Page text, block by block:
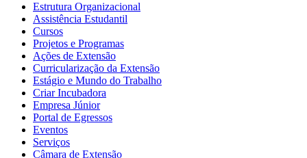
Estrutura Organizacional
Assistência Estudantil
Cursos
Projetos e Programas
Ações de Extensão
Curricularização da Extensão
Estágio e Mundo do Trabalho
Criar Incubadora
Empresa Júnior
Portal de Egressos
Eventos
Serviços
Câmara de Extensão